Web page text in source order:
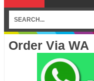
Order Via WA